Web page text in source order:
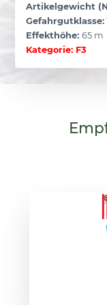
Artikelgewicht
Gefahrgutklasse:
Effekthöhe:65 m
Kategorie: F3